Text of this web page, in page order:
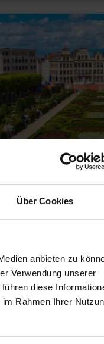
Über Cookies
anbieten zu
Verwendung unserer
diese
Rahmen Ihrer
für die
die hier an der
gewölbten
Stil
Royales Saint-
Boutiquen
gute Restaurants
Hubert einen
Mont des Arts, oder
die 1910
angelegt wurde.
einer Treppe mit
man eine herrliche
Place“, auf den
Museen der Stadt
das Kunstmuseum
Genießen
Saal des
Aussicht auf